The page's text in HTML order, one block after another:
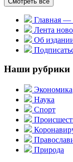
Главная —
Лента
Об
Наши рубрики
Экономика
Наука
Спорт
Природа